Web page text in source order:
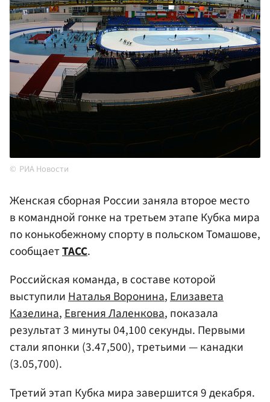
РИА Новости
Женская сборная России заняла второе место
в командной гонке на третьем этапе Кубка мира
по конькобежному спорту в польском Томашове,
сообщаетТАСС.
Российская команда, в составе которой
выступилиНаталья Воронина,Елизавета
Казелина,Евгения Лаленкова, показала
результат 3 минуты 04,100 секунды. Первыми
стали японки (3.47,500), третьими — канадки
(3.05,700).
Третий этап Кубка мира завершится 9 декабря.